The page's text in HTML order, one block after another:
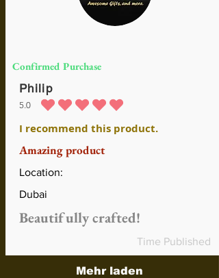
Confirmed Purchase
Philip
5.0
durchschnittliches Rating ist 5 von 5
I recommend this product.
Amazing product
Location:
Dubai
Beautifully crafted!
Time Published
Mehr laden